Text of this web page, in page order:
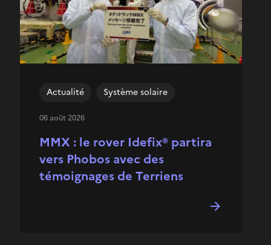
MMX : le rover Idefix® partira
vers Phobos avec des
témoignages de Terriens
Actualité Système solaire
06 août 2026